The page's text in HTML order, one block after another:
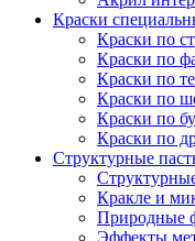
Краски
Краски по
Краски по
Краски по
Краски по
Краски по
Краски по
Структурные
Кракле и
Природные
Эффекты